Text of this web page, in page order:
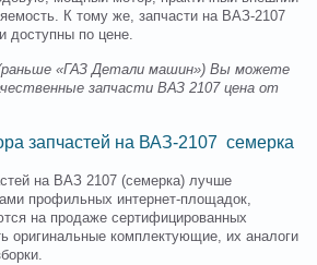
К тому же, запчасти на ВАЗ-2107
доступны по цене.
«ГАЗ Детали машин») Вы можете
запчасти ВАЗ 2107 цена от
запчастей на ВАЗ-2107 семерка
на ВАЗ 2107 (семерка) лучше
профильных интернет-площадок,
на продаже сертифицированных
оригинальные комплектующие, их аналоги